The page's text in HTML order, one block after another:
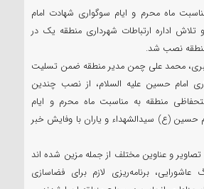
ماه محرم و ایام سوگواری شهادت امام
اداره ارتباطات‌ شهرداری منطقه یک در
نصب شد.
محمد علی چمن مدیر منطقه ضمن تسلیت
امام حسین علیه السلام، از نصب چندین
منطقه به مناسبت ماه محرم و ایام
حسین (ع) سیدالشهداء و یاران با وفایش خبر
تصاویر و عناوین مختلف از جمله مزین شده اند
برنامه‌ریزی لازم برای فضاسازی